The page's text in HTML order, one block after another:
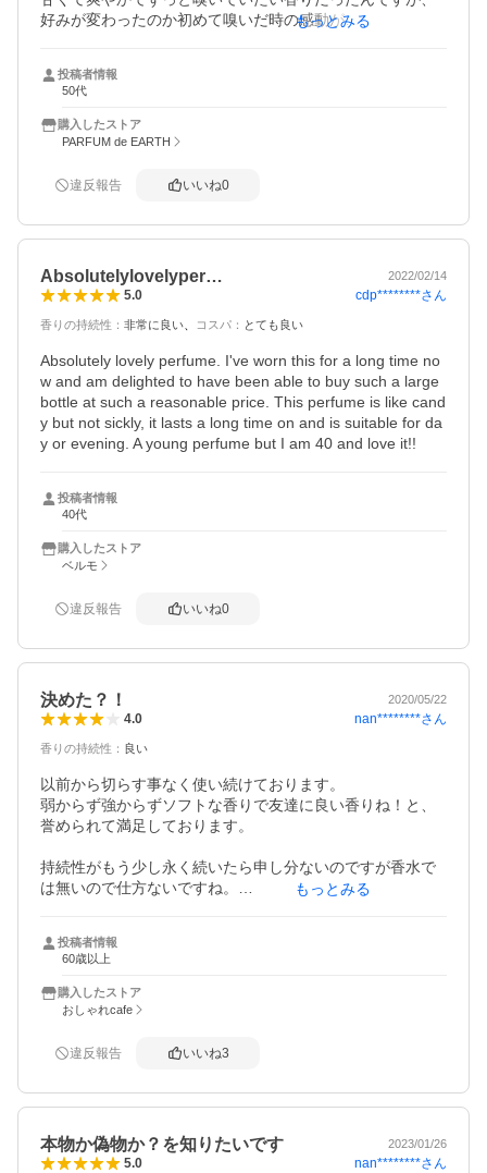
好みが変わったのか初めて嗅いだ時の感動が
ャツを洗う前にも香っていました。
因みに最初に購入した時は（フランス）知人男性が使って
いて「なんて良い香りなんだろう」って。
聞けなかったのでコッソリ洗面所で盗み見したのでした！
もっとみる
投稿者情報
50代
購入したストア
PARFUM de EARTH
違反報告 いいね0
Absolutelylovelyper… 2022/02/14
5.0 cdp********さん
香りの持続性 ： 非常に良い コスパ ： とても良い
Absolutely lovely perfume. I've worn this for a long time no
w and am delighted to have been able to buy such a large
bottle at such a reasonable price. This perfume is like cand
y but not sickly, it lasts a long time on and is suitable for da
y or evening. A young perfume but I am 40 and love it!!
投稿者情報
40代
購入したストア
ベルモ
違反報告 いいね0
決めた？！ 2020/05/22
4.0 nan********さん
香りの持続性 ： 良い
以前から切らす事なく使い続けております。
弱からず強からずソフトな香りで友達に良い香りね！と、
誉められて満足しております。
持続性がもう少し永く続いたら申し分ないのですが香水で
は無いので仕方ないですね。
１度ネットでﾐﾂｺを購入したのですが偽物をつかまされ家族
にお線香の匂いがすると笑われてしまいガッカリした経緯
があります。
この先もカルバン・クラインで行こうと決めました。
もっとみる
投稿者情報
60歳以上
購入したストア
おしゃれcafe
違反報告 いいね3
本物か偽物か？を知りたいです 2023/01/26
5.0 nan********さん